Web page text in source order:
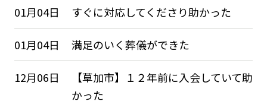
01月04日 すぐに対応してくださり助かった
01月04日 満足のいく葬儀ができた
12月06日
【草加市】１２年前に入会していて助
かった